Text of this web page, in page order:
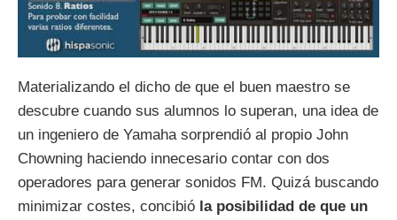
Materializando el dicho de que el buen maestro se
descubre cuando sus alumnos lo superan, una idea de
un ingeniero de Yamaha sorprendió al propio John
Chowning haciendo innecesario contar con dos
operadores para generar sonidos FM. Quizá buscando
minimizar costes, concibió la posibilidad de que un